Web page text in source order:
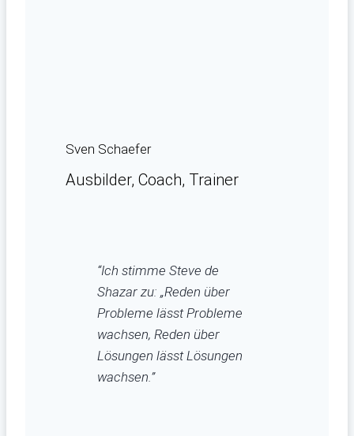
Sven Schaefer
Ausbilder, Coach, Trainer
“Ich stimme Steve de
Shazar zu: „Reden über
Probleme lässt Probleme
wachsen, Reden über
Lösungen lässt Lösungen
wachsen.”